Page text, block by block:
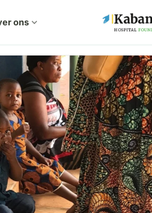
ons expand_more